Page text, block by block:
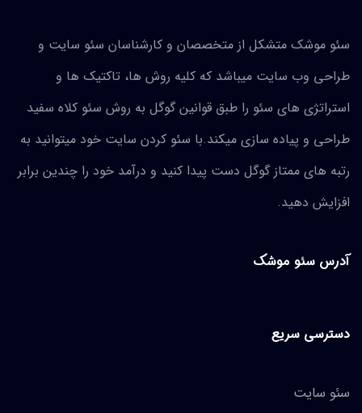
سئو موشک متشکل از متخصصان و کارشناسان سئو سایت و
طراحی وب سایت میباشد که کلیه روش ها، تاکتیک ها و
استراتژی های سئو را طبق قوانین گوگل به روش سئو کلاه سفید
طراحی و پیاده سازی میکند.با سئو کردن سایت خود میتوانید به
رتبه های ممتاز گوگل دست پیدا کنید و درآمد خود را چندین برابر
افزایش دهید.
آدرس سئو موشک
دسترسی سریع
سئو سایت